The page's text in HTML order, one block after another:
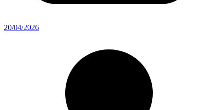
20/04/2026